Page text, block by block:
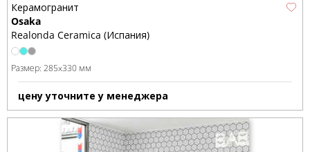
Керамогранит
Osaka
Realonda Ceramica (Испания)
Размер: 285x330 мм
цену уточните у менеджера